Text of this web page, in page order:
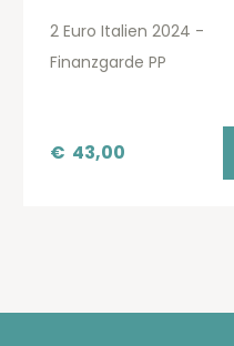
2 Euro Italien 2024 -
Finanzgarde PP
€ 43,00